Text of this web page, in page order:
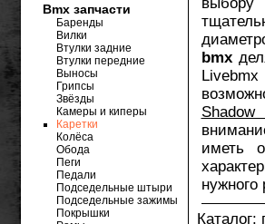
bmx
Shadow
иметь
нужного
Bmx запчасти
Баренды
Вилки
Втулки задние
Втулки передние
Выносы
Грипсы
Звёзды
Камеры и киперы
Каретки
Колёса
Обода
Пеги
Педали
Подседельные штыри
Подседельные зажимы
Покрышки